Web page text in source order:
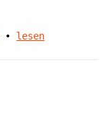
• lesen